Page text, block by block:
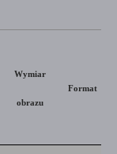
Wymiar
obrazu
Format